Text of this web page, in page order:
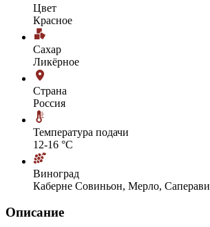
Цвет
Красное
Сахар
Ликёрное
Страна
Россия
Температура подачи
12-16 °С
Виноград
Каберне Совиньон, Мерло, Саперави
Описание